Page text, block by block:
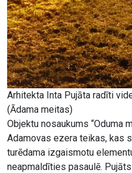
Arhitekta Inta Pujāta radīti
(Ādama meitas)
Objektu nosaukums “Oduma
Adamovas ezera teikas, kas
turēdama izgaismotu
neapmaldīties pasaulē.